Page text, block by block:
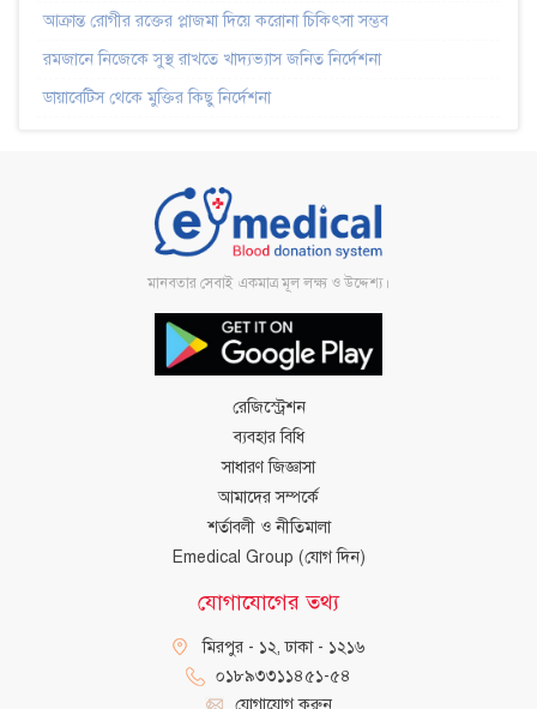
আক্রান্ত রোগীর রক্তের প্লাজমা দিয়ে করোনা চিকিৎসা সম্ভব
রমজানে নিজেকে সুস্থ রাখতে খাদ্যভ্যাস জনিত নির্দেশনা
ডায়াবেটিস থেকে মুক্তির কিছু নির্দেশনা
মানবতার সেবাই একমাত্র মূল লক্ষ্য ও উদ্দেশ্য।
রেজিস্ট্রেশন
ব্যবহার বিধি
সাধারণ জিজ্ঞাসা
আমাদের সম্পর্কে
শর্তাবলী ও নীতিমালা
Emedical Group (যোগ দিন)
যোগাযোগের তথ্য
মিরপুর - ১২, ঢাকা - ১২১৬
০১৮৯৩৩১১৪৫১-৫৪
যোগাযোগ করুন